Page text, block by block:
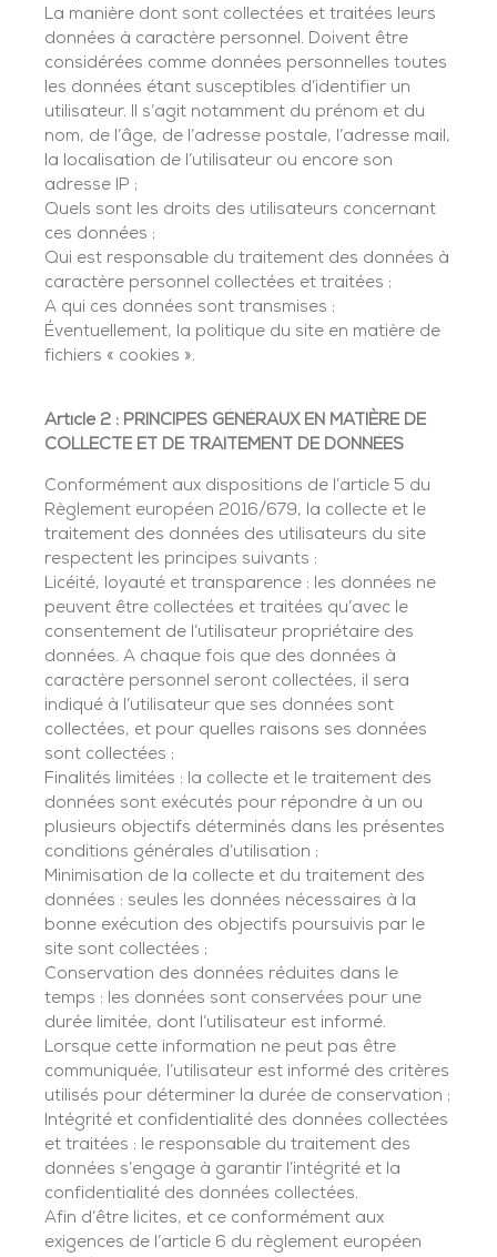
La manière dont sont collectées et traitées leurs
données à caractère personnel. Doivent être
considérées comme données personnelles toutes
les données étant susceptibles d’identifier un
utilisateur. Il s’agit notamment du prénom et du
nom, de l’âge, de l’adresse postale, l’adresse mail,
la localisation de l’utilisateur ou encore son
adresse IP ;
Quels sont les droits des utilisateurs concernant
ces données ;
Qui est responsable du traitement des données à
caractère personnel collectées et traitées ;
A qui ces données sont transmises ;
Éventuellement, la politique du site en matière de
fichiers « cookies ».
Article 2 : PRINCIPES GÉNÉRAUX EN MATIÈRE DE
COLLECTE ET DE TRAITEMENT DE DONNÉES
Conformément aux dispositions de l’article 5 du
Règlement européen 2016/679, la collecte et le
traitement des données des utilisateurs du site
respectent les principes suivants :
Licéité, loyauté et transparence : les données ne
peuvent être collectées et traitées qu’avec le
consentement de l’utilisateur propriétaire des
données. A chaque fois que des données à
caractère personnel seront collectées, il sera
indiqué à l’utilisateur que ses données sont
collectées, et pour quelles raisons ses données
sont collectées ;
Finalités limitées : la collecte et le traitement des
données sont exécutés pour répondre à un ou
plusieurs objectifs déterminés dans les présentes
conditions générales d’utilisation ;
Minimisation de la collecte et du traitement des
données : seules les données nécessaires à la
bonne exécution des objectifs poursuivis par le
site sont collectées ;
Conservation des données réduites dans le
temps : les données sont conservées pour une
durée limitée, dont l’utilisateur est informé.
Lorsque cette information ne peut pas être
communiquée, l’utilisateur est informé des critères
utilisés pour déterminer la durée de conservation ;
Intégrité et confidentialité des données collectées
et traitées : le responsable du traitement des
données s’engage à garantir l’intégrité et la
confidentialité des données collectées.
Afin d’être licites, et ce conformément aux
exigences de l’article 6 du règlement européen